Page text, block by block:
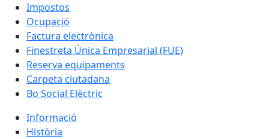
Impostos
Ocupació
Factura electrònica
Finestreta Única Empresarial (FUE)
Reserva equipaments
Carpeta ciutadana
Bo Social Elèctric
Informació
Història